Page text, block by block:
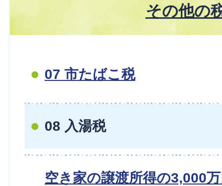
その他の
07 市たばこ税
08 入湯税
空き家の譲渡所得の3,000